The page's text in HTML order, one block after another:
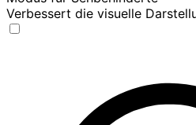
Verbessert die visuelle